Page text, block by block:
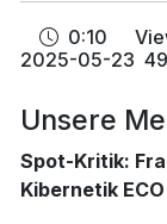
0:10
2025-05-23
Unsere
Spot-Kritik:
Kibernetik